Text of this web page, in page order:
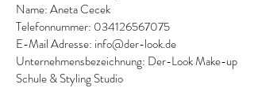
Name: Aneta Cecek
Telefonnummer: 034126567075
E-Mail Adresse: info@der-look.de
Unternehmensbezeichnung: Der-Look Make-up
Schule & Styling Studio